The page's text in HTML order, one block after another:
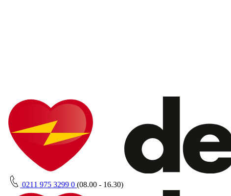
0211 975 3299 0 (08.00 - 16.30)